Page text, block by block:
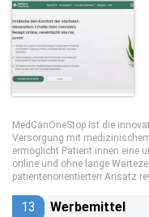
MedCanOneStop ist die
Versorgung mit
ermöglicht Patient:innen eine
online und ohne lange
patientenorientierten Ansatz
13 Werbemittel